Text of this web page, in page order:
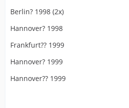
Berlin? 1998 (2x)
Hannover? 1998
Frankfurt?? 1999
Hannover? 1999
Hannover?? 1999